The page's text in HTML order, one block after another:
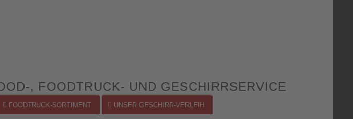
, FOODTRUCK- UND GESCHIRRSERVICE
FOODTRUCK-SORTIMENT UNSER GESCHIRR-VERLEIH